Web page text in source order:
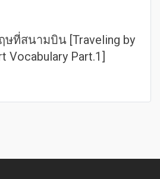
ที่สนามบิน [Traveling by
Vocabulary Part.1]